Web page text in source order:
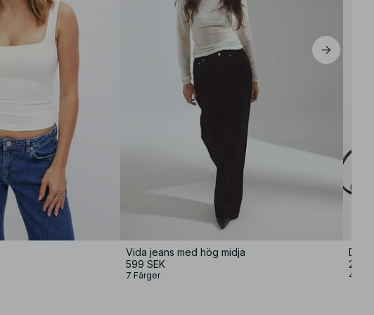
Vida jeans med hög midja
599 SEK
7 Färger
249
4